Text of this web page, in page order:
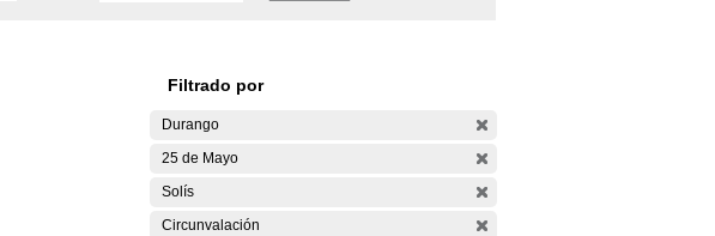
Filtrado por
Durango
25 de Mayo
Solís
Circunvalación